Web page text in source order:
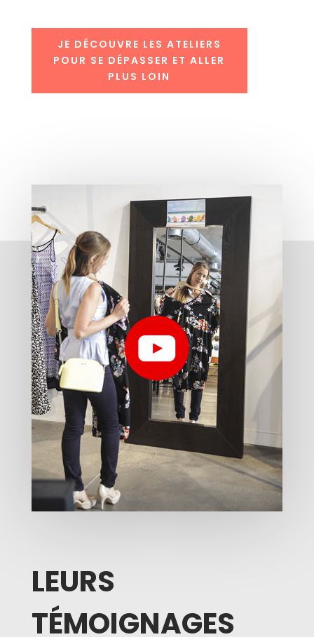
JE DÉCOUVRE LES ATELIERS
POUR SE DÉPASSER ET ALLER
PLUS LOIN
LEURS
TÉMOIGNAGES